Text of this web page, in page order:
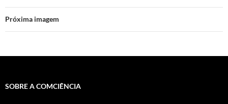
Próxima imagem
SOBRE A COMCIÊNCIA